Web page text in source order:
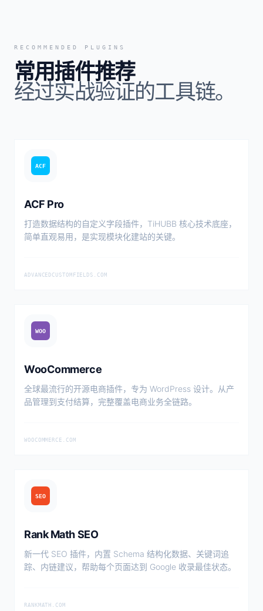
RECOMMENDED PLUGINS
常用插件推荐
经过实战验证的工具链。
ACF
ACF Pro
打造数据结构的自定义字段插件，TiHUBB 核心技术底座，
简单直观易用，是实现模块化建站的关键。
ADVANCEDCUSTOMFIELDS.COM
WOO
WooCommerce
全球最流行的开源电商插件，专为 WordPress 设计。从产
品管理到支付结算，完整覆盖电商业务全链路。
WOOCOMMERCE.COM
SEO
Rank Math SEO
新一代 SEO 插件，内置 Schema 结构化数据、关键词追
踪、内链建议，帮助每个页面达到 Google 收录最佳状态。
RANKMATH.COM